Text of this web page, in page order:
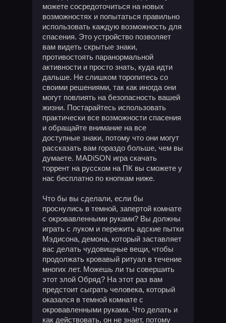
можете сосредоточиться на новых
возможностях и попытаться правильно
использовать каждую возможность для
спасения. Это устройство позволяет
вам видеть скрытые знаки,
противостоять паранормальной
активности и просто знать, куда идти
дальше. Не слишком торопитесь со
своими решениями, так как иногда они
могут повлиять на безопасность вашей
жизни. Постарайтесь использовать
практически все возможности спасения
и обращайте внимание на все
доступные знаки, потому что они могут
рассказать вам гораздо больше, чем вы
думаете. MADiSON игра скачать
торрент на русском на ПК вы сможете у
нас бесплатно по кнопкам ниже.
Что бы вы сделали, если бы
проснулись в темной, запертой комнате
с окровавленными руками? Вы должны
играть с луком и пережить адские пытки
Мэдисона, демона, который заставляет
вас делать чудовищные вещи, чтобы
продолжать кровавый ритуал в течение
многих лет. Можешь ли ты совершить
этот злой Обряд? На этот раз вам
предстоит сыграть человека, который
оказался в темной комнате с
окровавленными руками. Что делать и
как действовать, он не знает, потому